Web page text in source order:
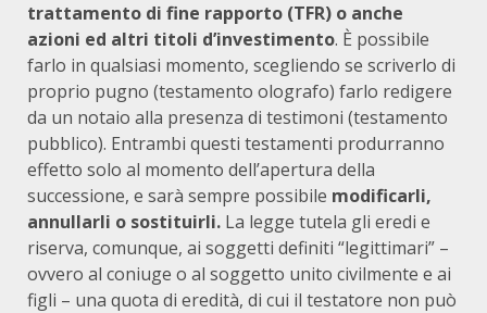
trattamento di fine rapporto (TFR) o anche
azioni ed altri titoli d’investimento. È possibile
farlo in qualsiasi momento, scegliendo se scriverlo di
proprio pugno (testamento olografo) farlo redigere
da un notaio alla presenza di testimoni (testamento
pubblico). Entrambi questi testamenti produrranno
effetto solo al momento dell’apertura della
successione, e sarà sempre possibile modificarli,
annullarli o sostituirli. La legge tutela gli eredi e
riserva, comunque, ai soggetti definiti “legittimari” –
ovvero al coniuge o al soggetto unito civilmente e ai
figli – una quota di eredità, di cui il testatore non può